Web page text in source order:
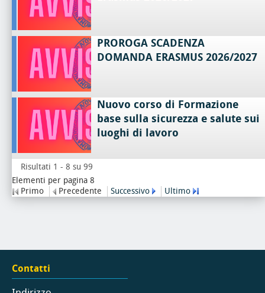
PROROGA SCADENZA
DOMANDA ERASMUS 2026/2027
Nuovo corso di Formazione
base sulla sicurezza e salute sui
luoghi di lavoro
Risultati 1 - 8 su 99
Elementi per pagina 8
Primo
Precedente Successivo Ultimo
Contatti